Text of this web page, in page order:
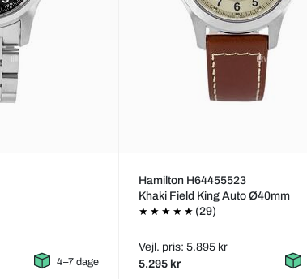
4–7 dage
Hamilton H64455523
Khaki Field King Auto Ø40mm
(29)
Vejl. pris: 5.895 kr
5.295 kr